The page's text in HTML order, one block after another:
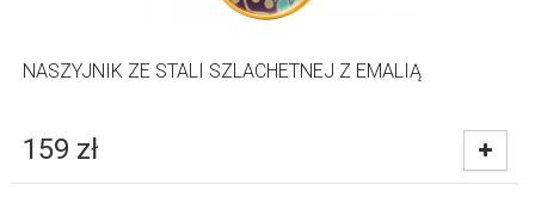
NASZYJNIK ZE STALI SZLACHETNEJ Z EMALIĄ
159 zł